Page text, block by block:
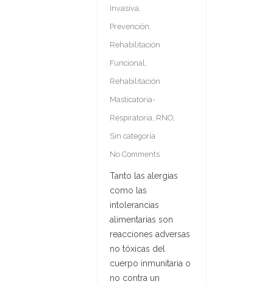
Invasiva
Prevención
Rehabilitación
Funcional
Rehabilitación
Masticatoria-
Respiratoria RNO
Sin categoría
No Comments
Tanto las alergias
como las
intolerancias
alimentarias son
reacciones adversas
no tóxicas del
cuerpo inmunitaria o
no contra un